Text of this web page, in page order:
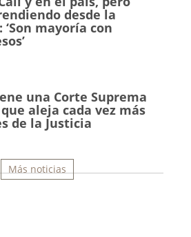
desde la
mayoría con
una Corte Suprema
aleja cada vez más
de la Justicia
Más noticias